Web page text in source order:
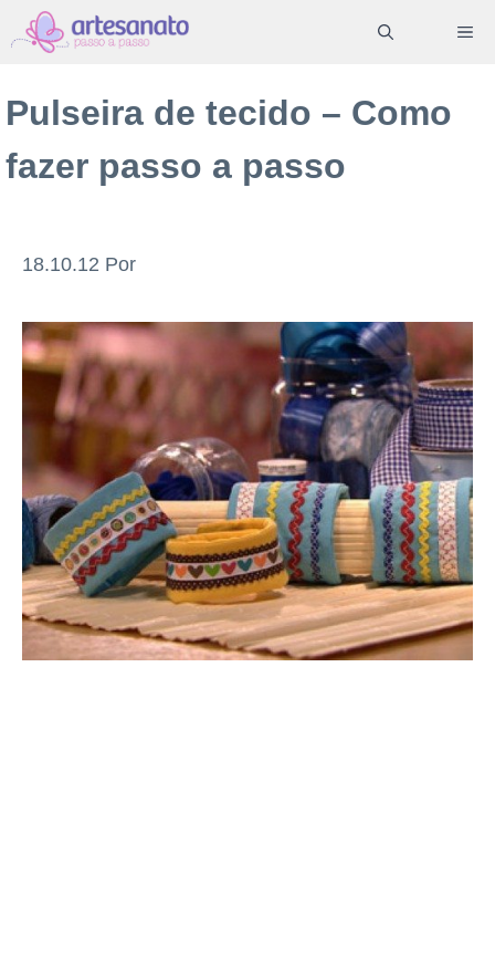
Pular
para
conteúdo
Pulseira de tecido – Como
fazer passo a passo
18.10.12 Por